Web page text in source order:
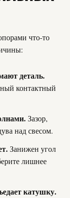
что-то
деталь.
контактный
Зазор,
над свесом.
Занижен угол
лишнее
катушку.